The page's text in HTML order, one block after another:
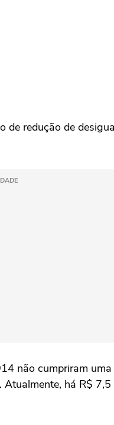
redução de
não cumpriram
há R$